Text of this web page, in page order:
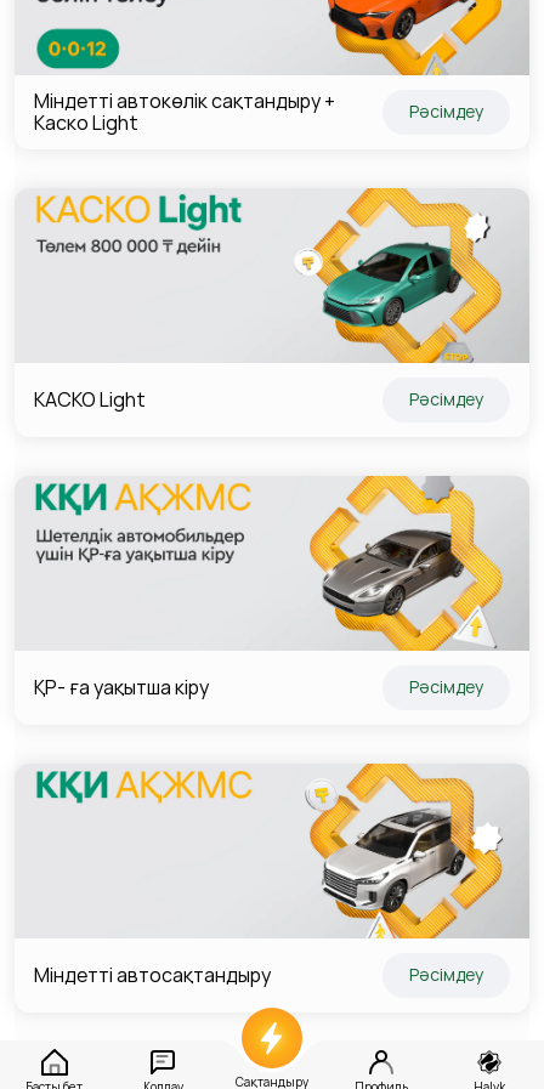
Міндетті автокөлік сақтандыру +
Каско Light
Рәсімдеу
КАСКО Light Рәсімдеу
ҚР- ға уақытша кіру Рәсімдеу
Міндетті автосақтандыру Рәсімдеу
Сақтандыру